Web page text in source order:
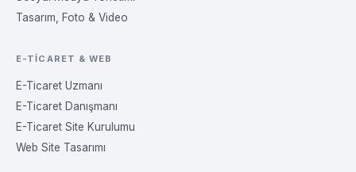
Tasarım, Foto & Video
E-TICARET & WEB
E-Ticaret Uzmanı
E-Ticaret Danışmanı
E-Ticaret Site Kurulumu
Web Site Tasarımı